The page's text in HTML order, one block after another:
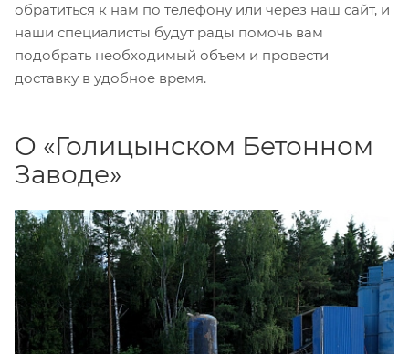
обратиться к нам по телефону или через наш сайт, и
наши специалисты будут рады помочь вам
подобрать необходимый объем и провести
доставку в удобное время.
О «Голицынском Бетонном
Заводе»